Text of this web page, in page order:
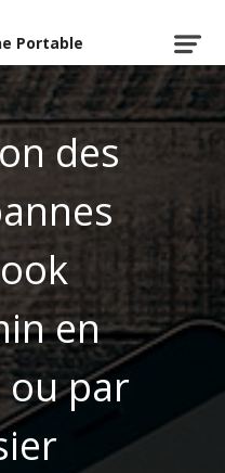
Portable
des
en
par